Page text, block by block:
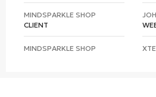
MINDSPARKLE SHOP
CLIENT
MINDSPARKLE SHOP